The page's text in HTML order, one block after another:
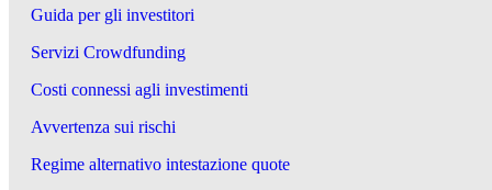
Guida per gli investitori
Servizi Crowdfunding
Costi connessi agli investimenti
Avvertenza sui rischi
Regime alternativo intestazione quote